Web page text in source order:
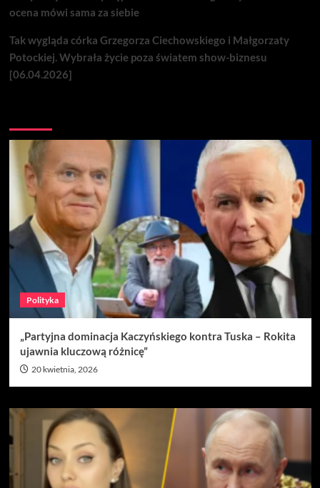
ocena mówi sama za siebie
Tak wygląda córka Grzegorza Ciechowskiego i Małgorzaty
Potockiej. Wybrała życie poza światem show-biznesu
[06.04.2026]
Polityka
„Partyjna dominacja Kaczyńskiego kontra Tuska – Rokita
ujawnia kluczową różnicę”
20 kwietnia, 2026